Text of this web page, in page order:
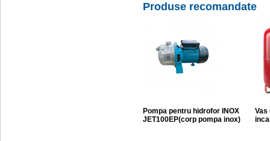
Produse recomandate
Pompa pentru hidrofor INOX
JET100EP(corp pompa inox)
Vas